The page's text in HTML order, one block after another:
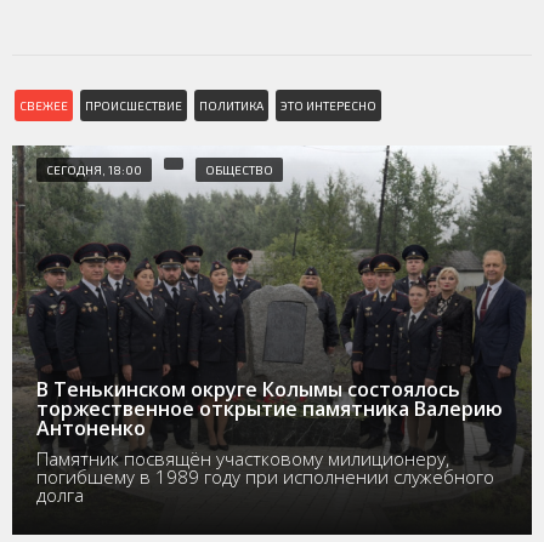
СВЕЖЕЕ ПРОИСШЕСТВИЕ ПОЛИТИКА ЭТО ИНТЕРЕСНО
СЕГОДНЯ, 18:00 ОБЩЕСТВО
В Тенькинском округе Колымы состоялось
торжественное открытие памятника Валерию
Антоненко
Памятник посвящён участковому милиционеру,
погибшему в 1989 году при исполнении служебного
долга